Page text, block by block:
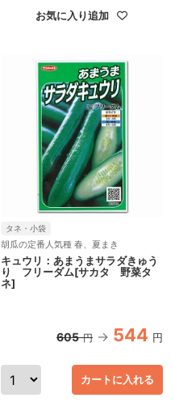
お気に入り追加
タネ・小袋
胡瓜の定番人気種 春、夏まき
キュウリ：あまうまサラダきゅう
り フリーダム[サカタ 野菜タ
ネ]
605 円 544 円
カートに入れる